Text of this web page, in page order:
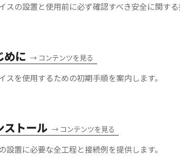
スの設置と使用前に必ず確認すべき安全に関する
めに → コンテンツを見る
スを使用するための初期手順を案内します。
ストール → コンテンツを見る
設置に必要な全工程と接続例を提供します。